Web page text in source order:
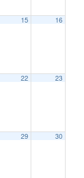
15 16
22 23
29 30